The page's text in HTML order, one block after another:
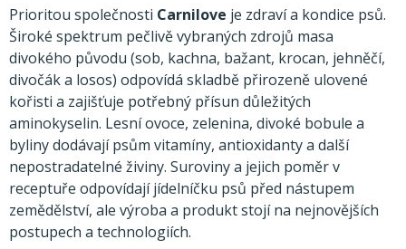
Prioritou společnosti Carnilove je zdraví a kondice psů.
Široké spektrum pečlivě vybraných zdrojů masa
divokého původu (sob, kachna, bažant, krocan, jehněčí,
divočák a losos) odpovídá skladbě přirozeně ulovené
kořisti a zajišťuje potřebný přísun důležitých
aminokyselin. Lesní ovoce, zelenina, divoké bobule a
byliny dodávají psům vitamíny, antioxidanty a další
nepostradatelné živiny. Suroviny a jejich poměr v
receptuře odpovídají jídelníčku psů před nástupem
zemědělství, ale výroba a produkt stojí na nejnovějších
postupech a technologiích.
k
t
ů